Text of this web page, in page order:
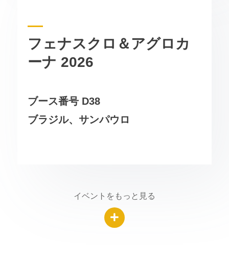
フェナスクロ＆アグロカ
ーナ 2026
ブース番号 D38
ブラジル、サンパウロ
イベントをもっと見る